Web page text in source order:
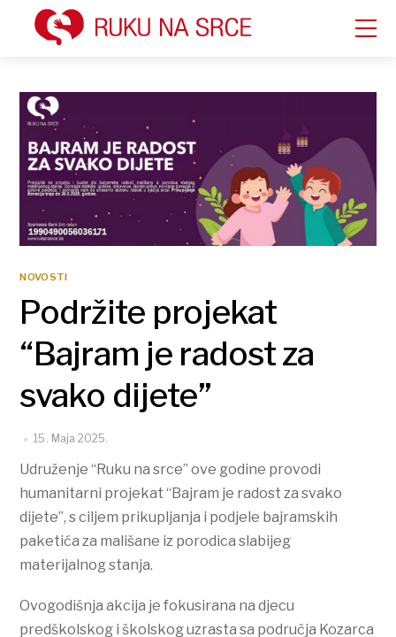
NOVOSTI
Podržite projekat
“Bajram je radost za
svako dijete”
15. Maja 2025.
Udruženje “Ruku na srce” ove godine provodi
humanitarni projekat “Bajram je radost za svako
dijete”, s ciljem prikupljanja i podjele bajramskih
paketića za mališane iz porodica slabijeg
materijalnog stanja.
Ovogodišnja akcija je fokusirana na djecu
predškolskog i školskog uzrasta sa područja Kozarca